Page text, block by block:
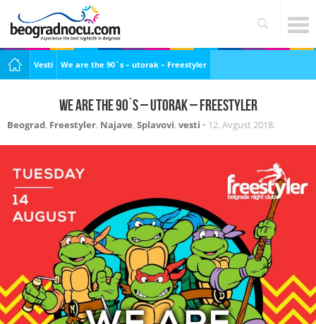
Vesti We are the 90`s – utorak – Freestyler
We are the 90`s – utorak – Freestyler
Beograd, Freestyler, Najave, Splavovi, vesti • 12. Avgust 2018.